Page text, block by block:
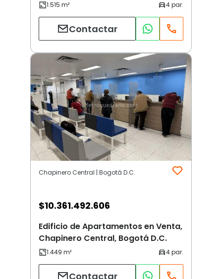
Contactar
Chapinero Central | Bogotá D.C.
$10.361.492.606
Edificio de Apartamentos en Venta,
Chapinero Central, Bogotá D.C.
Contactar